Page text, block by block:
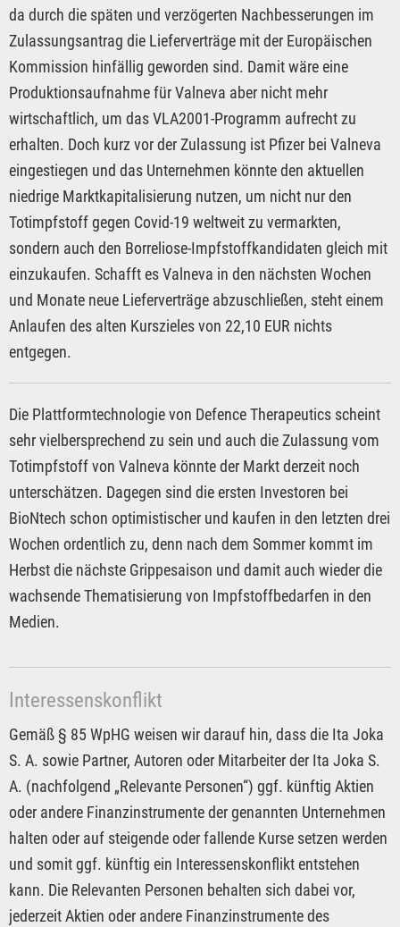
da durch die späten und verzögerten Nachbesserungen im
Zulassungsantrag die Lieferverträge mit der Europäischen
Kommission hinfällig geworden sind. Damit wäre eine
Produktionsaufnahme für Valneva aber nicht mehr
wirtschaftlich, um das VLA2001-Programm aufrecht zu
erhalten. Doch kurz vor der Zulassung ist Pfizer bei Valneva
eingestiegen und das Unternehmen könnte den aktuellen
niedrige Marktkapitalisierung nutzen, um nicht nur den
Totimpfstoff gegen Covid-19 weltweit zu vermarkten,
sondern auch den Borreliose-Impfstoffkandidaten gleich mit
einzukaufen. Schafft es Valneva in den nächsten Wochen
und Monate neue Lieferverträge abzuschließen, steht einem
Anlaufen des alten Kurszieles von 22,10 EUR nichts
entgegen.
Die Plattformtechnologie von Defence Therapeutics scheint
sehr vielbersprechend zu sein und auch die Zulassung vom
Totimpfstoff von Valneva könnte der Markt derzeit noch
unterschätzen. Dagegen sind die ersten Investoren bei
BioNtech schon optimistischer und kaufen in den letzten drei
Wochen ordentlich zu, denn nach dem Sommer kommt im
Herbst die nächste Grippesaison und damit auch wieder die
wachsende Thematisierung von Impfstoffbedarfen in den
Medien.
Interessenskonflikt
Gemäß § 85 WpHG weisen wir darauf hin, dass die Ita Joka
S. A. sowie Partner, Autoren oder Mitarbeiter der Ita Joka S.
A. (nachfolgend „Relevante Personen“) ggf. künftig Aktien
oder andere Finanzinstrumente der genannten Unternehmen
halten oder auf steigende oder fallende Kurse setzen werden
und somit ggf. künftig ein Interessenskonflikt entstehen
kann. Die Relevanten Personen behalten sich dabei vor,
jederzeit Aktien oder andere Finanzinstrumente des